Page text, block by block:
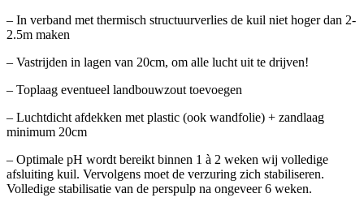
– In verband met thermisch structuurverlies de kuil niet hoger dan 2-
2.5m maken
– Vastrijden in lagen van 20cm, om alle lucht uit te drijven!
– Toplaag eventueel landbouwzout toevoegen
– Luchtdicht afdekken met plastic (ook wandfolie) + zandlaag
minimum 20cm
– Optimale pH wordt bereikt binnen 1 à 2 weken wij volledige
afsluiting kuil. Vervolgens moet de verzuring zich stabiliseren.
Volledige stabilisatie van de perspulp na ongeveer 6 weken.